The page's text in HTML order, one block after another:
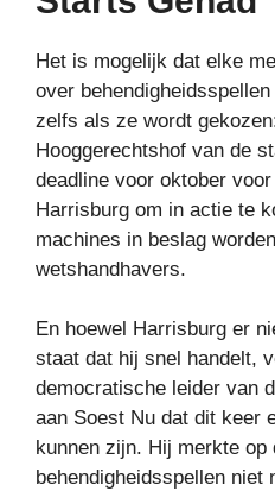
Het is mogelijk dat elke
over
zelfs als ze wordt
Hooggerechtshof van de
deadline voor oktober
Harrisburg om in actie te
machines in beslag
wetshandhavers.
En hoewel Harrisburg er
staat dat hij snel handelt,
democratische leider van
aan Soest Nu dat dit keer
kunnen zijn. Hij merkte
behendigheidsspellen niet